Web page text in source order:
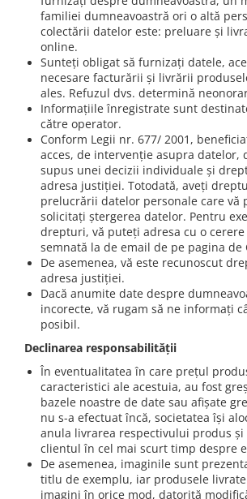
familiei dumneavoastră ori o altă
colectării datelor este: preluare și
online.
Sunteți obligat să furnizați datele,
necesare facturării și livrării
ales. Refuzul dvs. determină
Informațiile înregistrate sunt
către operator.
Conform Legii nr. 677/ 2001,
acces, de intervenție asupra datelor,
supus unei decizii individuale și
adresa justiției. Totodată, aveți
prelucrării datelor personale care vă
solicitați ștergerea datelor. Pentru
drepturi, vă puteți adresa cu o
semnată la de email de pe pagina de
De asemenea, vă este recunoscut
adresa justiției.
Dacă anumite date despre
incorecte, vă rugam să ne informați
posibil.
Declinarea responsabilității
În eventualitatea în care prețul
caracteristici ale acestuia, au fost
bazele noastre de date sau afișate
nu s-a efectuat încă, societatea își
anula livrarea respectivului produs și
clientul în cel mai scurt timp despre
De asemenea, imaginile sunt
titlu de exemplu, iar produsele
imagini în orice mod, datorită